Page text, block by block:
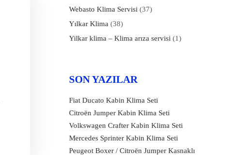
Webasto Klima Servisi (37)
Yılkar Klima (38)
Yilkar klima – Klima arıza servisi (1)
SON YAZILAR
Fiat Ducato Kabin Klima Seti
Citroën Jumper Kabin Klima Seti
Volkswagen Crafter Kabin Klima Seti
Mercedes Sprinter Kabin Klima Seti
Peugeot Boxer / Citroën Jumper Kasnaklı